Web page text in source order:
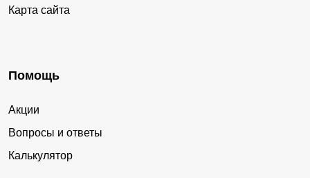
Карта сайта
Помощь
Акции
Вопросы и ответы
Калькулятор